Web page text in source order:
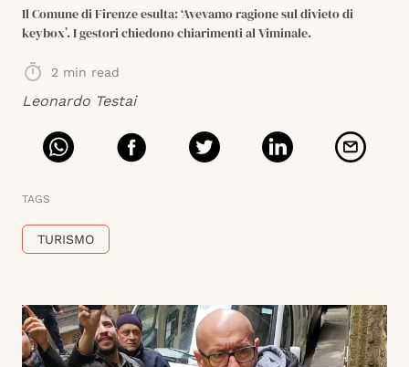
Il Comune di Firenze esulta: ‘Avevamo ragione sul divieto di
keybox’. I gestori chiedono chiarimenti al Viminale.
2 min read
Leonardo Testai
TAGS
TURISMO